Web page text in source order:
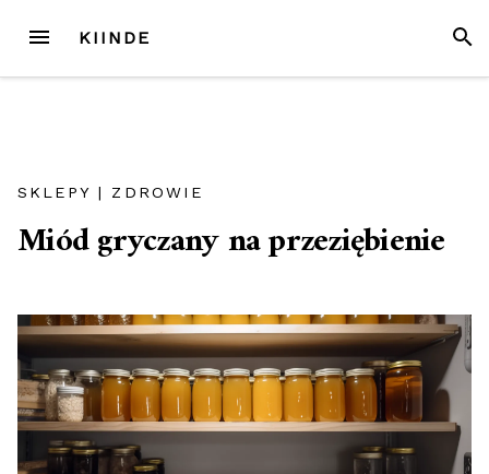
treści
MENU KIINDE
SKLEPY | ZDROWIE
Miód gryczany na przeziębienie